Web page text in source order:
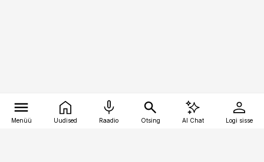
Menüü Uudised Raadio Otsing AI Chat Logi sisse